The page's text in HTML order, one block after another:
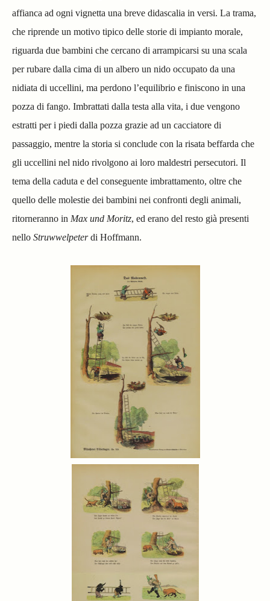
affianca ad ogni vignetta una breve didascalia in versi. La trama,
che riprende un motivo tipico delle storie di impianto morale,
riguarda due bambini che cercano di arrampicarsi su una scala
per rubare dalla cima di un albero un nido occupato da una
nidiata di uccellini, ma perdono l’equilibrio e finiscono in una
pozza di fango. Imbrattati dalla testa alla vita, i due vengono
estratti per i piedi dalla pozza grazie ad un cacciatore di
passaggio, mentre la storia si conclude con la risata beffarda che
gli uccellini nel nido rivolgono ai loro maldestri persecutori. Il
tema della caduta e del conseguente imbrattamento, oltre che
quello delle molestie dei bambini nei confronti degli animali,
ritorneranno in Max und Moritz, ed erano del resto già presenti
nello Struwwelpeterdi Hoffmann.